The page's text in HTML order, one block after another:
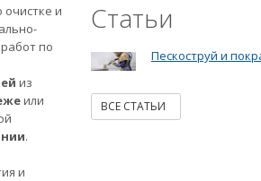
и
по
из
или
.
и
Статьи
Пескоструй и
ВСЕ СТАТЬИ